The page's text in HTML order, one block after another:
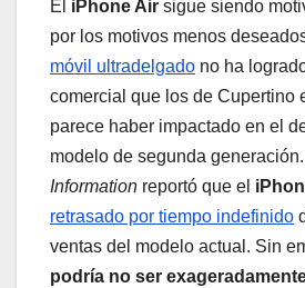
El iPhone Air sigue siendo
por los motivos menos
móvil ultradelgado no ha
comercial que los de Cupertino
parece haber impactado en el
modelo de segunda
Information reportó que el
retrasado por tiempo indefinido
ventas del modelo actual. Sin
podría no ser